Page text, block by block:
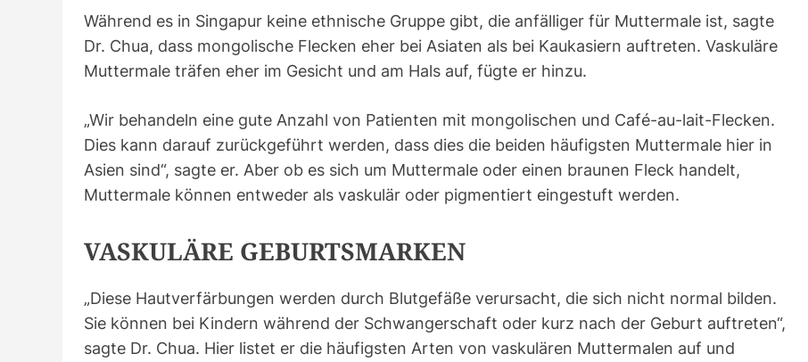
Während es in Singapur keine ethnische Gruppe gibt, die anfälliger für Muttermale ist, sagte
Dr. Chua, dass mongolische Flecken eher bei Asiaten als bei Kaukasiern auftreten. Vaskuläre
Muttermale träfen eher im Gesicht und am Hals auf, fügte er hinzu.
„Wir behandeln eine gute Anzahl von Patienten mit mongolischen und Café-au-lait-Flecken.
Dies kann darauf zurückgeführt werden, dass dies die beiden häufigsten Muttermale hier in
Asien sind“, sagte er. Aber ob es sich um Muttermale oder einen braunen Fleck handelt,
Muttermale können entweder als vaskulär oder pigmentiert eingestuft werden.
VASKULÄRE GEBURTSMARKEN
„Diese Hautverfärbungen werden durch Blutgefäße verursacht, die sich nicht normal bilden.
Sie können bei Kindern während der Schwangerschaft oder kurz nach der Geburt auftreten“,
sagte Dr. Chua. Hier listet er die häufigsten Arten von vaskulären Muttermalen auf und